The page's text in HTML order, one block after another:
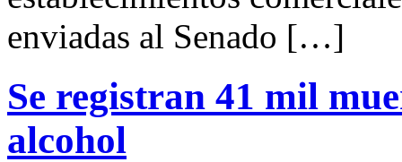
enviadas al Senado […]
Se registran 41 mil
alcohol